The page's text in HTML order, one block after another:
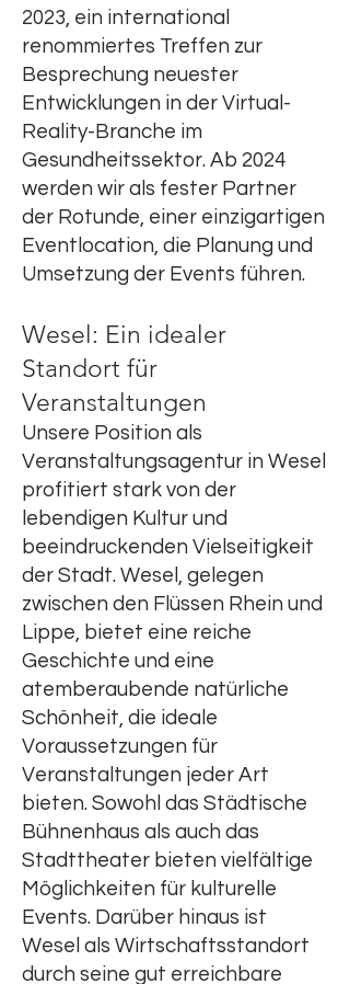
2023, ein international
renommiertes Treffen zur
Besprechung neuester
Entwicklungen in der Virtual-
Reality-Branche im
Gesundheitssektor. Ab 2024
werden wir als fester Partner
der Rotunde, einer einzigartigen
Eventlocation, die Planung und
Umsetzung der Events führen.
Wesel: Ein idealer
Standort für
Veranstaltungen
Unsere Position als
Veranstaltungsagentur in Wesel
profitiert stark von der
lebendigen Kultur und
beeindruckenden Vielseitigkeit
der Stadt. Wesel, gelegen
zwischen den Flüssen Rhein und
Lippe, bietet eine reiche
Geschichte und eine
atemberaubende natürliche
Schönheit, die ideale
Voraussetzungen für
Veranstaltungen jeder Art
bieten. Sowohl das Städtische
Bühnenhaus als auch das
Stadttheater bieten vielfältige
Möglichkeiten für kulturelle
Events. Darüber hinaus ist
Wesel als Wirtschaftsstandort
durch seine gut erreichbare